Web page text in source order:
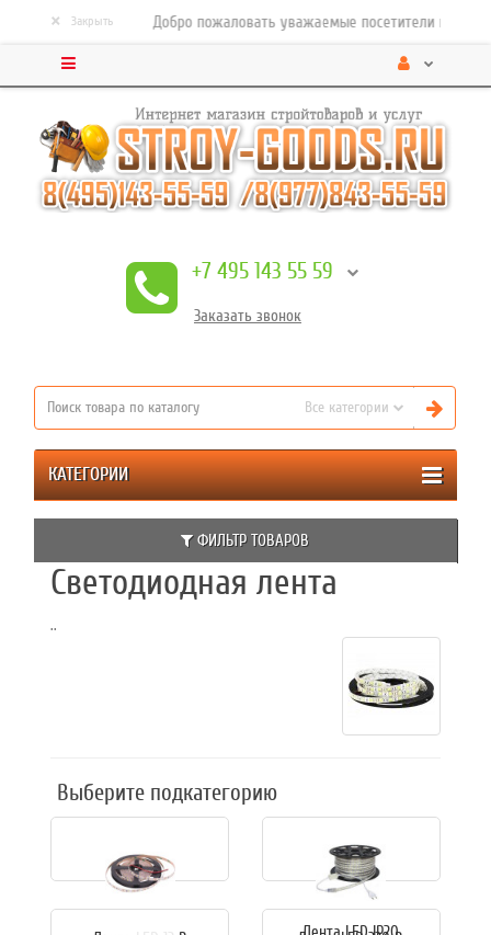
Добро пожаловать уважаемые посетители нашего
× Закрыть
+7 495 143 55 59
Заказать звонок
Все категории
КАТЕГОРИИ
ФИЛЬТР ТОВАРОВ
Светодиодная лента
..
Выберите подкатегорию